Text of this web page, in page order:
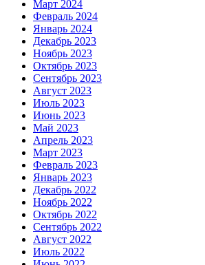
Март 2024
Февраль 2024
Январь 2024
Декабрь 2023
Ноябрь 2023
Октябрь 2023
Сентябрь 2023
Август 2023
Июль 2023
Июнь 2023
Май 2023
Апрель 2023
Март 2023
Февраль 2023
Январь 2023
Декабрь 2022
Ноябрь 2022
Октябрь 2022
Сентябрь 2022
Август 2022
Июль 2022